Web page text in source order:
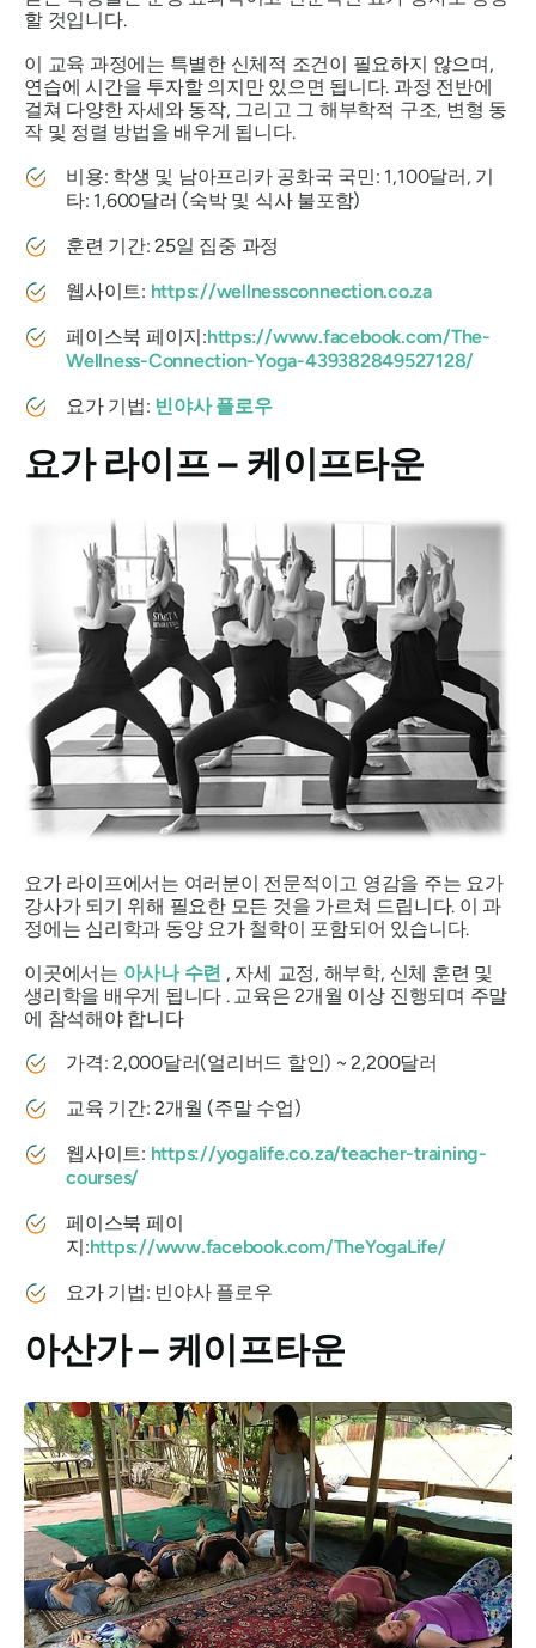
할 것입니다.
이 교육 과정에는 특별한 신체적 조건이 필요하지 않으며,
연습에 시간을 투자할 의지만 있으면 됩니다. 과정 전반에
걸쳐 다양한 자세와 동작, 그리고 그 해부학적 구조, 변형 동
작 및 정렬 방법을 배우게 됩니다.
비용: 학생 및 남아프리카 공화국 국민: 1,100달러, 기
타: 1,600달러 (숙박 및 식사 불포함)
훈련 기간: 25일 집중 과정
웹사이트: https://wellnessconnection.co.za
페이스북 페이지:https://www.facebook.com/The-
Wellness-Connection-Yoga-439382849527128/
요가 기법: 빈야사 플로우
요가 라이프 – 케이프타운
요가 라이프에서는 여러분이 전문적이고 영감을 주는 요가
강사가 되기 위해 필요한 모든 것을 가르쳐 드립니다. 이 과
정에는 심리학과 동양 요가 철학이 포함되어 있습니다.
이곳에서는 아사나 수련 , 자세 교정, 해부학, 신체 훈련 및
생리학을 배우게 됩니다 . 교육은 2개월 이상 진행되며 주말
에 참석해야 합니다
가격: 2,000달러(얼리버드 할인) ~ 2,200달러
교육 기간: 2개월 (주말 수업)
웹사이트: https://yogalife.co.za/teacher-training-
courses/
페이스북 페이
지:https://www.facebook.com/TheYogaLife/
요가 기법: 빈야사 플로우
아산가 – 케이프타운